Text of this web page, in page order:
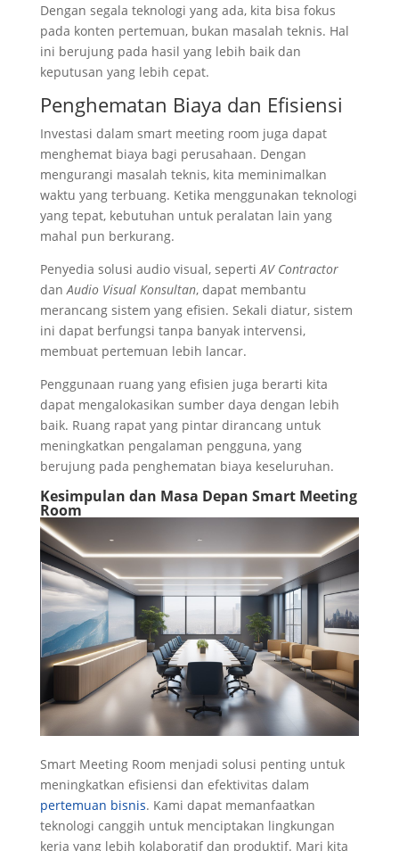
Dengan segala teknologi yang ada, kita bisa fokus
pada konten pertemuan, bukan masalah teknis. Hal
ini berujung pada hasil yang lebih baik dan
keputusan yang lebih cepat.
Penghematan Biaya dan Efisiensi
Investasi dalam smart meeting room juga dapat
menghemat biaya bagi perusahaan. Dengan
mengurangi masalah teknis, kita meminimalkan
waktu yang terbuang. Ketika menggunakan teknologi
yang tepat, kebutuhan untuk peralatan lain yang
mahal pun berkurang.
Penyedia solusi audio visual, sepertiAV Contractor
danAudio Visual Konsultan, dapat membantu
merancang sistem yang efisien. Sekali diatur, sistem
ini dapat berfungsi tanpa banyak intervensi,
membuat pertemuan lebih lancar.
Penggunaan ruang yang efisien juga berarti kita
dapat mengalokasikan sumber daya dengan lebih
baik. Ruang rapat yang pintar dirancang untuk
meningkatkan pengalaman pengguna, yang
berujung pada penghematan biaya keseluruhan.
Kesimpulan dan Masa Depan Smart Meeting
Room
Smart Meeting Room menjadi solusi penting untuk
meningkatkan efisiensi dan efektivitas dalam
pertemuan bisnis. Kami dapat memanfaatkan
teknologi canggih untuk menciptakan lingkungan
kerja yang lebih kolaboratif dan produktif. Mari kita